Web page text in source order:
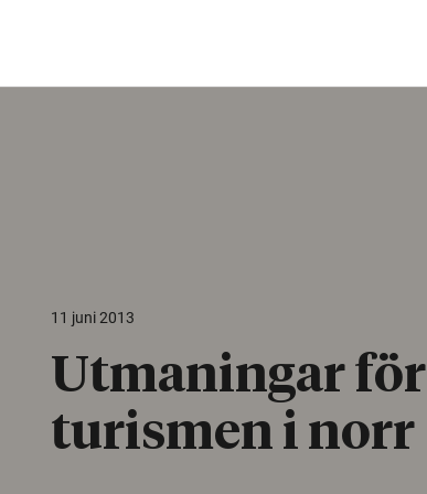
11 juni 2013
Utmaningar för
turismen i norr